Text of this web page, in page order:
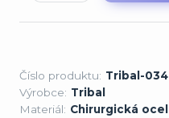
Číslo produktu: Tribal-034
Výrobce: Tribal
Materiál: Chirurgická ocel